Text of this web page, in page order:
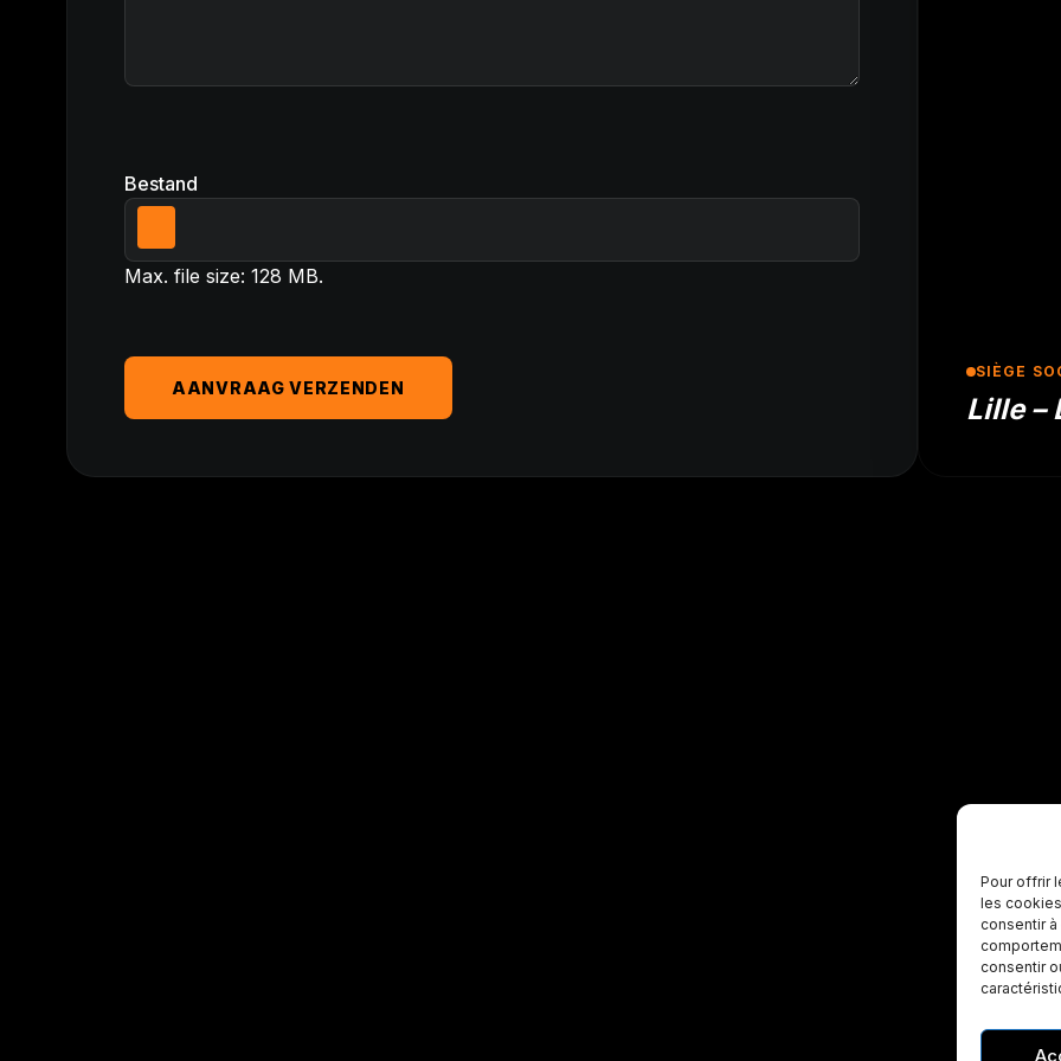
Pour offrir
les
consentir
consentir
Bestand
Max. file size: 128 MB.
SIÈGE
Lille –